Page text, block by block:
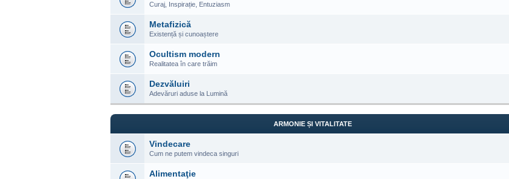
Curaj, Inspirație, Entuziasm
Metafizică
Existență și cunoaștere
Ocultism modern
Realitatea în care trăim
Dezvăluiri
Adevăruri aduse la Lumină
ARMONIE ȘI VITALITATE
Vindecare
Cum ne putem vindeca singuri
Alimentaţie